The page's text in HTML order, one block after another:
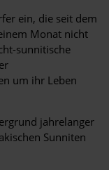
ein, die seit dem
Monat nicht
sunnitische
um ihr Leben
jahrelanger
Sunniten